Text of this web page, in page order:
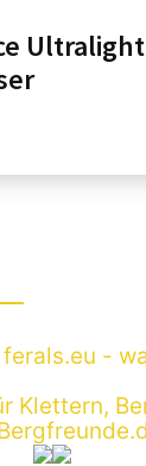
Ultralight